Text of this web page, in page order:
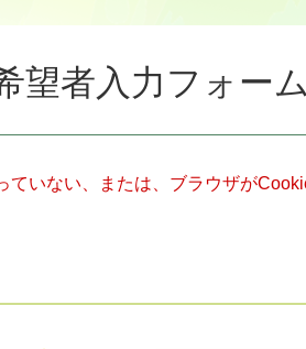
者入力フォーム
ていない、または、ブラウザが